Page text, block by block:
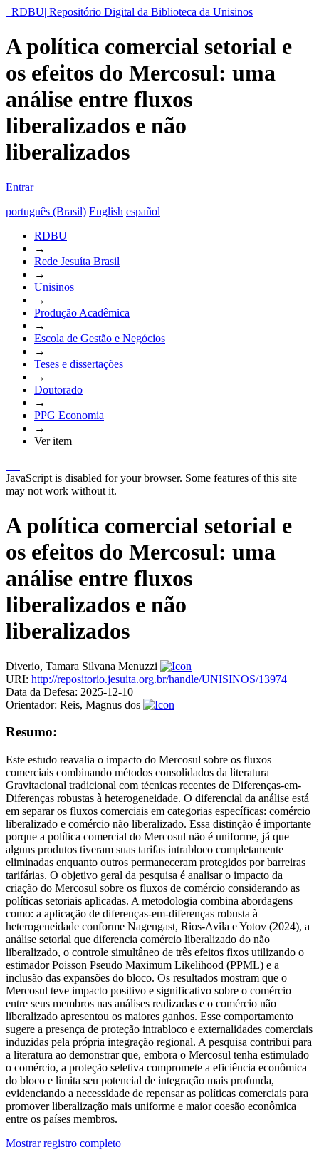
RDBU| Repositório Digital da Biblioteca da Unisinos
A política comercial setorial e
os efeitos do Mercosul: uma
análise entre fluxos
liberalizados e não
liberalizados
Entrar
português (Brasil) English español
RDBU
→
Rede Jesuíta Brasil
→
Unisinos
→
Produção Acadêmica
→
Escola de Gestão e Negócios
→
Teses e dissertações
→
Doutorado
→
PPG Economia
→
Ver item
JavaScript is disabled for your browser. Some features of this site
may not work without it.
A política comercial setorial e
os efeitos do Mercosul: uma
análise entre fluxos
liberalizados e não
liberalizados
Diverio, Tamara Silvana Menuzzi
URI: http://repositorio.jesuita.org.br/handle/UNISINOS/13974
Data da Defesa: 2025-12-10
Orientador: Reis, Magnus dos
Resumo:
Este estudo reavalia o impacto do Mercosul sobre os fluxos
comerciais combinando métodos consolidados da literatura
Gravitacional tradicional com técnicas recentes de Diferenças-em-
Diferenças robustas à heterogeneidade. O diferencial da análise está
em separar os fluxos comerciais em categorias específicas: comércio
liberalizado e comércio não liberalizado. Essa distinção é importante
porque a política comercial do Mercosul não é uniforme, já que
alguns produtos tiveram suas tarifas intrabloco completamente
eliminadas enquanto outros permaneceram protegidos por barreiras
tarifárias. O objetivo geral da pesquisa é analisar o impacto da
criação do Mercosul sobre os fluxos de comércio considerando as
políticas setoriais aplicadas. A metodologia combina abordagens
como: a aplicação de diferenças-em-diferenças robusta à
heterogeneidade conforme Nagengast, Rios-Avila e Yotov (2024), a
análise setorial que diferencia comércio liberalizado do não
liberalizado, o controle simultâneo de três efeitos fixos utilizando o
estimador Poisson Pseudo Maximum Likelihood (PPML) e a
inclusão das expansões do bloco. Os resultados mostram que o
Mercosul teve impacto positivo e significativo sobre o comércio
entre seus membros nas análises realizadas e o comércio não
liberalizado apresentou os maiores ganhos. Esse comportamento
sugere a presença de proteção intrabloco e externalidades comerciais
induzidas pela própria integração regional. A pesquisa contribui para
a literatura ao demonstrar que, embora o Mercosul tenha estimulado
o comércio, a proteção seletiva compromete a eficiência econômica
do bloco e limita seu potencial de integração mais profunda,
evidenciando a necessidade de repensar as políticas comerciais para
promover liberalização mais uniforme e maior coesão econômica
entre os países membros.
Mostrar registro completo